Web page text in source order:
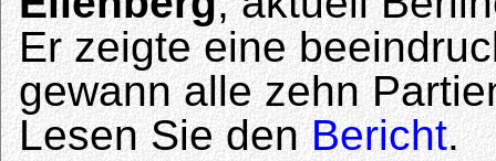
Er zeigte eine
gewann alle zehn
Lesen Sie denBericht.